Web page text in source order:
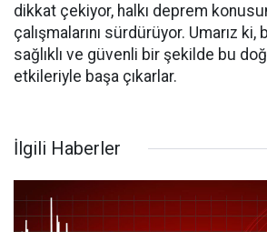
dikkat çekiyor, halkı deprem
çalışmalarını sürdürüyor. Umarız
sağlıklı ve güvenli bir şekilde bu
etkileriyle başa çıkarlar.
İlgili Haberler